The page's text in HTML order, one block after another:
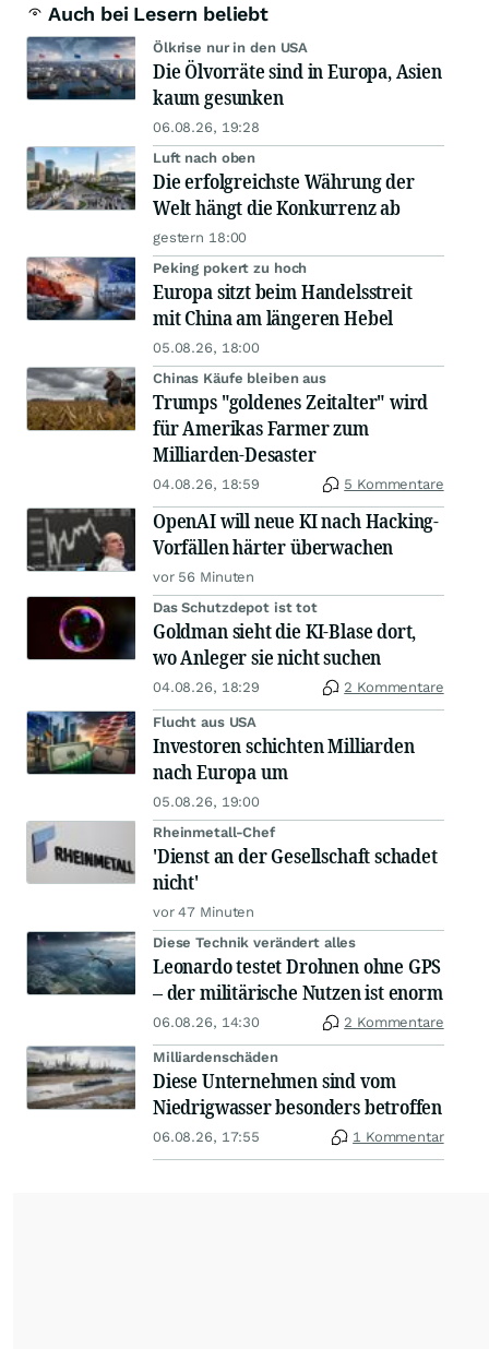
Auch bei Lesern beliebt
Ölkrise nur in den USA
Die Ölvorräte sind in Europa, Asien
kaum gesunken
06.08.26, 19:28
Luft nach oben
Die erfolgreichste Währung der
Welt hängt die Konkurrenz ab
gestern 18:00
Peking pokert zu hoch
Europa sitzt beim Handelsstreit
mit China am längeren Hebel
05.08.26, 18:00
Chinas Käufe bleiben aus
Trumps "goldenes Zeitalter" wird
für Amerikas Farmer zum
Milliarden-Desaster
04.08.26, 18:59 5 Kommentare
OpenAI will neue KI nach Hacking-
Vorfällen härter überwachen
vor 56 Minuten
Das Schutzdepot ist tot
Goldman sieht die KI-Blase dort,
wo Anleger sie nicht suchen
04.08.26, 18:29 2 Kommentare
Flucht aus USA
Investoren schichten Milliarden
nach Europa um
05.08.26, 19:00
Rheinmetall-Chef
'Dienst an der Gesellschaft schadet
nicht'
vor 47 Minuten
Diese Technik verändert alles
Leonardo testet Drohnen ohne GPS
– der militärische Nutzen ist enorm
06.08.26, 14:30 2 Kommentare
Milliardenschäden
Diese Unternehmen sind vom
Niedrigwasser besonders betroffen
06.08.26, 17:55 1 Kommentar